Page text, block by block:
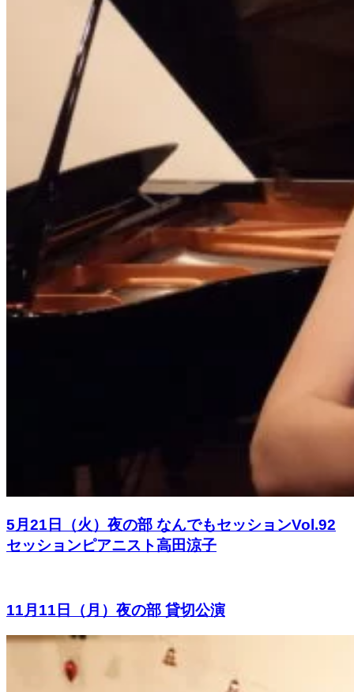
5月21日（火）夜の部 なんでもセッションVol.92
セッションピアニスト高田涼子
11月11日（月）夜の部 貸切公演